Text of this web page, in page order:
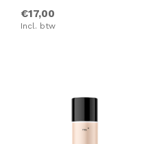
€17,00
Incl. btw